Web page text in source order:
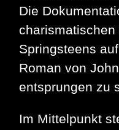
Die
Springsteens
Roman von
entsprungen zu
Im Mittelpunkt